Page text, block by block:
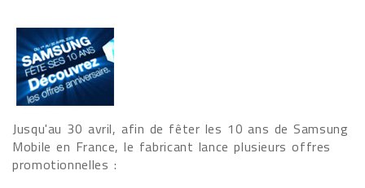
Jusqu'au 30 avril, afin de fêter les 10 ans de Samsung
Mobile en France, le fabricant lance plusieurs offres
promotionnelles :